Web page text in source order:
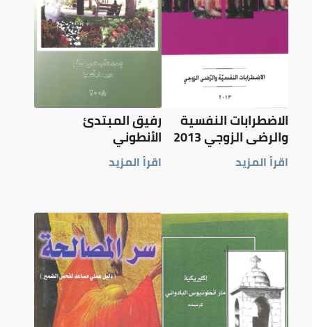
الاضطرابات النفسية
والرضى الزوجي 2013
اقرأ المزيد
رفيق المبتدئ
الأنطوني
اقرأ المزيد